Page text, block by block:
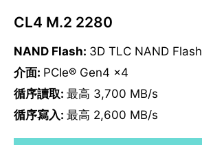
CL4 M.2 2280
NAND Flash: 3D TLC NAND Flash
介面: PCIe® Gen4 x4
循序讀取: 最高 3,700 MB/s
循序寫入: 最高 2,600 MB/s